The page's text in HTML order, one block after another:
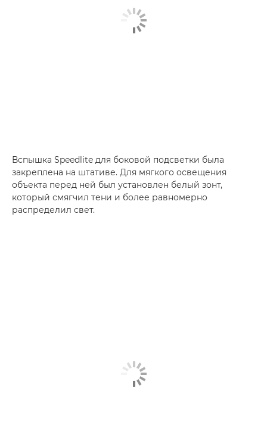
Вспышка Speedlite для боковой подсветки была
закреплена на штативе. Для мягкого освещения
объекта перед ней был установлен белый зонт,
который смягчил тени и более равномерно
распределил свет.